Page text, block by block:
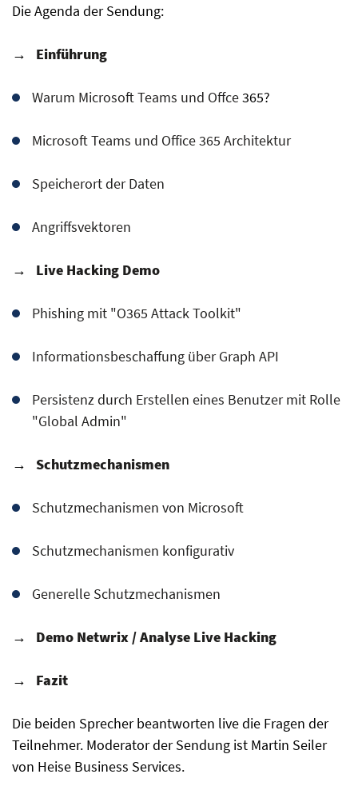
Die Agenda der Sendung:
→ Einführung
Warum Microsoft Teams und Offce365?
Microsoft Teams und Office 365 Architektur
Speicherort der Daten
Angriffsvektoren
→ Live Hacking Demo
Phishing mit "O365 Attack Toolkit"
Informationsbeschaffung über Graph API
Persistenz durch Erstellen eines Benutzer mit Rolle
"Global Admin"
→ Schutzmechanismen
Schutzmechanismen von Microsoft
Schutzmechanismen konfigurativ
Generelle Schutzmechanismen
→ Demo Netwrix / Analyse Live Hacking
→ Fazit
Die beiden Sprecher beantworten live die Fragen der
Teilnehmer. Moderator der Sendung ist Martin Seiler
von Heise Business Services.